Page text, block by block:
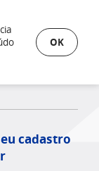
cadastro
OK